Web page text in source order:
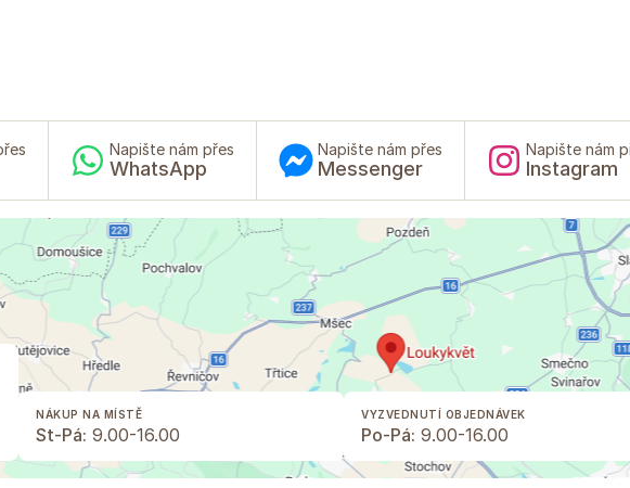
Napište nám přes
WhatsApp
Napište nám přes
Messenger
Napište nám
Instagram
NÁKUP NA MÍSTĚ
St-Pá: 9.00-16.00
VYZVEDNUTÍ OBJEDNÁVEK
Po-Pá: 9.00-16.00